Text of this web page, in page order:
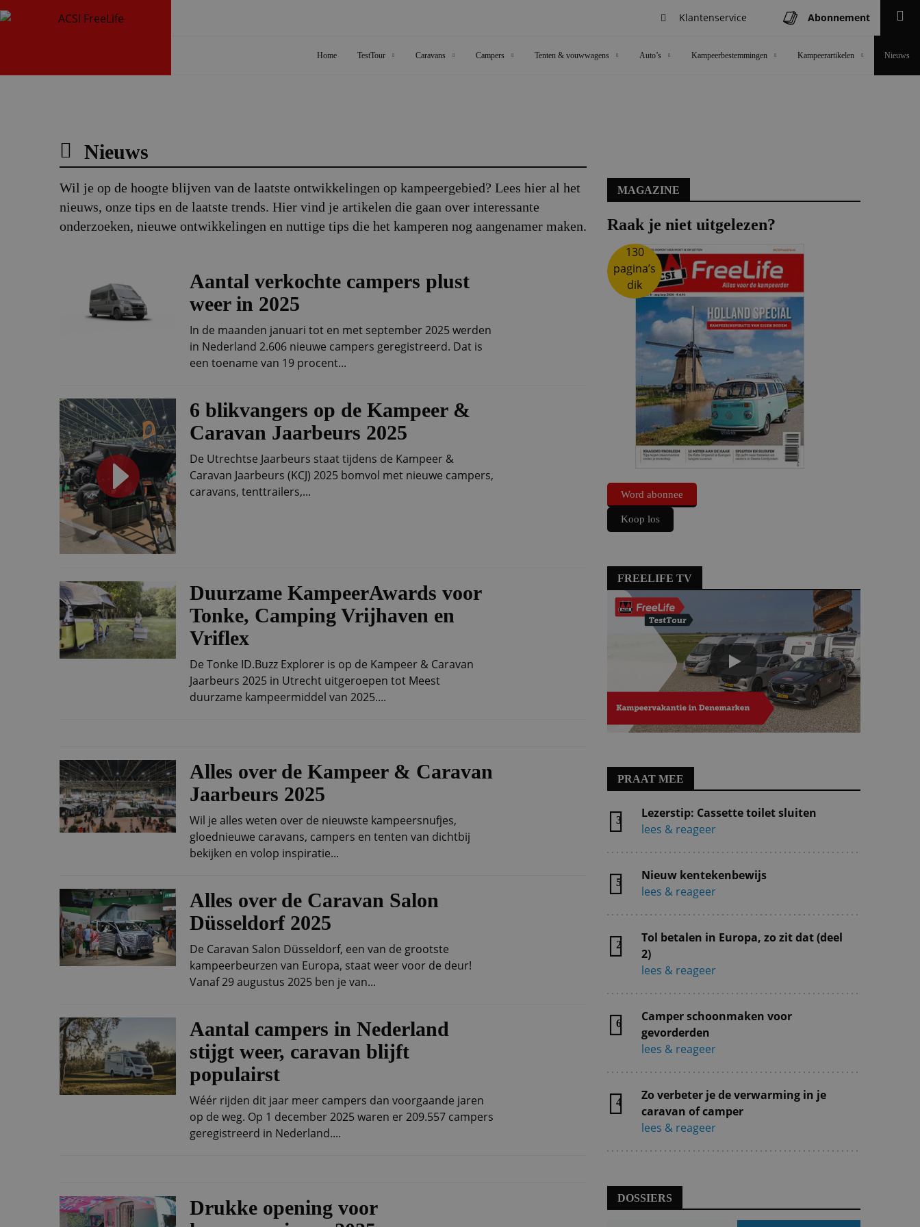
Klantenservice Abonnement
Home TestTour Caravans Campers Tenten & vouwwagens Auto’s Kampeerbestemmingen Kampeerartikelen Nieuws
Nieuws
Wil je op de hoogte blijven van de laatste ontwikkelingen op kampeergebied? Lees hier al het
nieuws, onze tips en de laatste trends. Hier vind je artikelen die gaan over interessante
onderzoeken, nieuwe ontwikkelingen en nuttige tips die het kamperen nog aangenamer maken.
Aantal verkochte campers plust
weer in 2025
In de maanden januari tot en met september 2025 werden
in Nederland 2.606 nieuwe campers geregistreerd. Dat is
een toename van 19 procent...
6 blikvangers op de Kampeer &
Caravan Jaarbeurs 2025
De Utrechtse Jaarbeurs staat tijdens de Kampeer &
Caravan Jaarbeurs (KCJ) 2025 bomvol met nieuwe campers,
caravans, tenttrailers,...
Duurzame KampeerAwards voor
Tonke, Camping Vrijhaven en
Vriflex
De Tonke ID.Buzz Explorer is op de Kampeer & Caravan
Jaarbeurs 2025 in Utrecht uitgeroepen tot Meest
duurzame kampeermiddel van 2025....
Alles over de Kampeer & Caravan
Jaarbeurs 2025
Wil je alles weten over de nieuwste kampeersnufjes,
gloednieuwe caravans, campers en tenten van dichtbij
bekijken en volop inspiratie...
Alles over de Caravan Salon
Düsseldorf 2025
De Caravan Salon Düsseldorf, een van de grootste
kampeerbeurzen van Europa, staat weer voor de deur!
Vanaf 29 augustus 2025 ben je van...
Aantal campers in Nederland
stijgt weer, caravan blijft
populairst
Wéér rijden dit jaar meer campers dan voorgaande jaren
op de weg. Op 1 december 2025 waren er 209.557 campers
geregistreerd in Nederland....
Drukke opening voor
MAGAZINE
Raak je niet uitgelezen?
130
pagina’s
dik
Word abonnee
Koop los
FREELIFE TV
PRAAT MEE
3
Lezerstip: Cassette toilet sluiten
lees & reageer
5
Nieuw kentekenbewijs
lees & reageer
2
Tol betalen in Europa, zo zit dat (deel
2)
lees & reageer
6
Camper schoonmaken voor
gevorderden
lees & reageer
4
Zo verbeter je de verwarming in je
caravan of camper
lees & reageer
DOSSIERS